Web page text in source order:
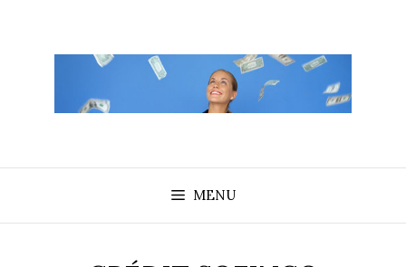
contenu
MENU